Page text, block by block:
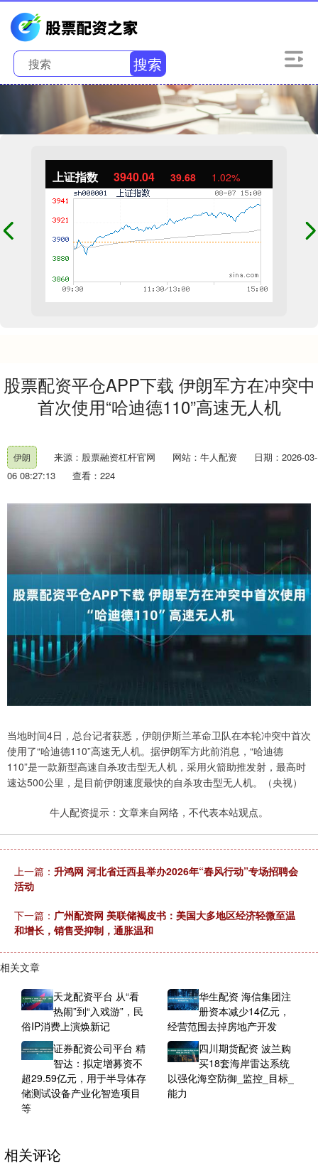
搜索
上证指数 3940.04 39.68 1.02%
股票配资平仓APP下载 伊朗军方在冲突中
首次使用“哈迪德110”高速无人机
伊朗 来源：股票融资杠杆官网 网站：牛人配资
日期：2026-03-
06 08:27:13
查看：224
当地时间4日，总台记者获悉，伊朗伊斯兰革命卫队在本轮冲突中首次
使用了“哈迪德110”高速无人机。据伊朗军方此前消息，“哈迪德
110”是一款新型高速自杀攻击型无人机，采用火箭助推发射，最高时
速达500公里，是目前伊朗速度最快的自杀攻击型无人机。（央视）
牛人配资提示：文章来自网络，不代表本站观点。
上一篇： 升鸿网 河北省迁西县举办2026年“春风行动”专场招聘会
活动
下一篇： 广州配资网 美联储褐皮书：美国大多地区经济轻微至温
和增长，销售受抑制，通胀温和
相关文章
天龙配资平台 从“看
热闹”到“入戏游”，民
俗IP消费上演焕新记
华生配资 海信集团注
册资本减少14亿元，
经营范围去掉房地产开发
证券配资公司平台 精
智达：拟定增募资不
超29.59亿元，用于半导体存
储测试设备产业化智造项目
等
四川期货配资 波兰购
买18套海岸雷达系统
以强化海空防御_监控_目标_
能力
相关评论